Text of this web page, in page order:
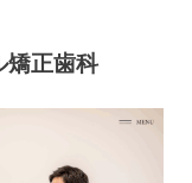
矯正歯科